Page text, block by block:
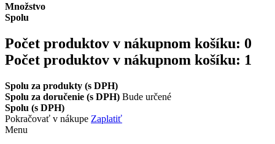
Množstvo
Spolu
Počet produktov v nákupnom košíku: 0
Počet produktov v nákupnom košíku: 1
Spolu za produkty (s DPH)
Spolu za doručenie (s DPH) Bude určené
Spolu (s DPH)
Pokračovať v nákupe Zaplatiť
Menu